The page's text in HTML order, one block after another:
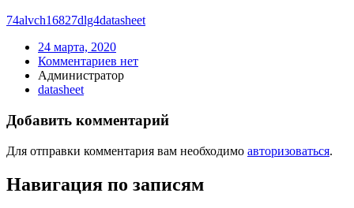
74alvch16827dlg4datasheet
24 марта, 2020
Комментариев нет
Администратор
datasheet
Добавить комментарий
Для отправки комментария вам необходимо авторизоваться.
Навигация по записям